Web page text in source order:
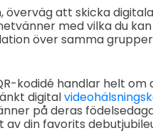
överväg att skicka
med vilka du
över samma
kodidé handlar helt om
digital
på deras
av din favorits